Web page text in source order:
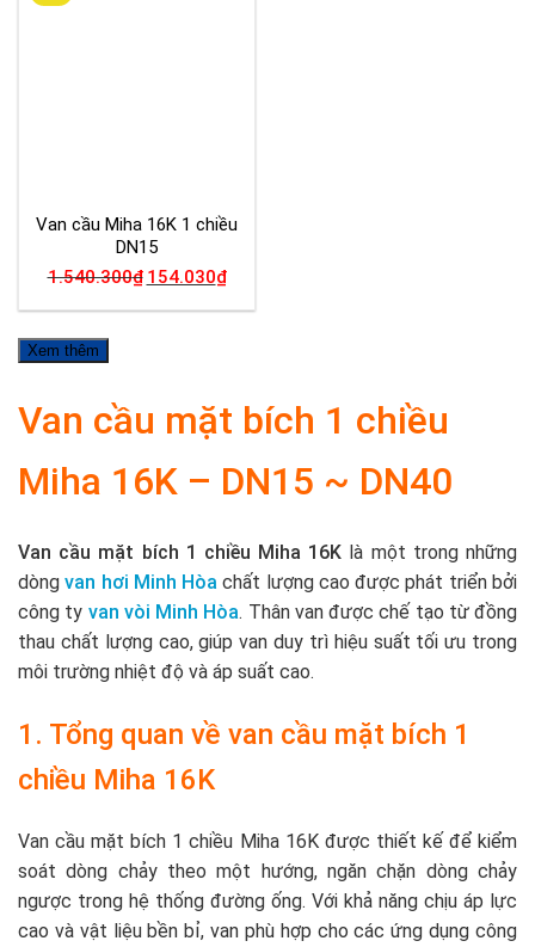
Van cầu Miha 16K 1 chiều
DN15
1.540.300₫ 154.030₫
Xem thêm
Van cầu mặt bích 1 chiều
Miha 16K – DN15 ~ DN40
Van cầu mặt bích 1 chiều Miha 16K là một trong những
dòngvan hơi Minh Hòa chất lượng cao được phát triển bởi
công ty van vòi Minh Hòa. Thân van được chế tạo từ đồng
thau chất lượng cao, giúp van duy trì hiệu suất tối ưu trong
môi trường nhiệt độ và áp suất cao.
1. Tổng quan về van cầu mặt bích 1
chiều Miha 16K
Van cầu mặt bích 1 chiều Miha 16K được thiết kế để kiểm
soát dòng chảy theo một hướng, ngăn chặn dòng chảy
ngược trong hệ thống đường ống. Với khả năng chịu áp lực
cao và vật liệu bền bỉ, van phù hợp cho các ứng dụng công